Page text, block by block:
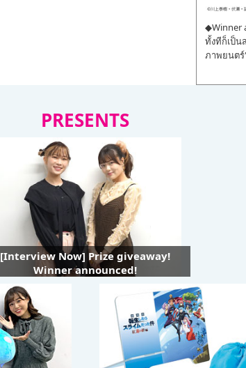
◆Winner
ทั้งทีก็เป็น
ภาพยนตร์
PRESENTS
[Interview Now] Prize giveaway!
Winner announced!